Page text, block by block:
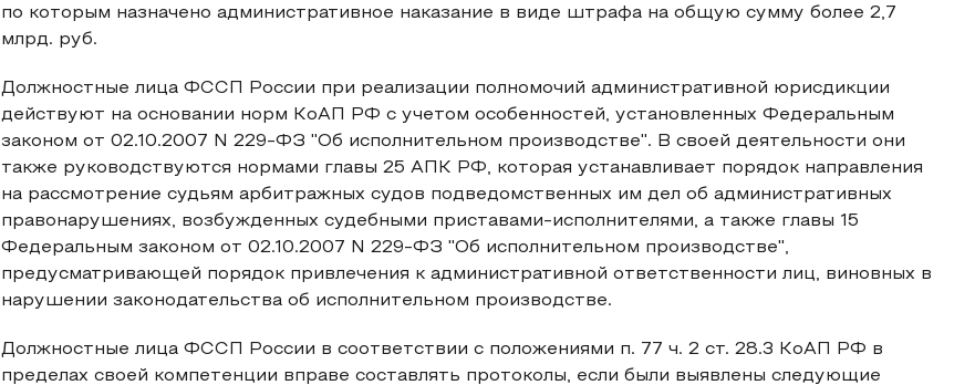
по которым назначено административное наказание в виде штрафа на общую сумму более 2,7
млрд. руб.
Должностные лица ФССП России при реализации полномочий административной юрисдикции
действуют на основании норм КоАП РФ с учетом особенностей, установленных Федеральным
законом от 02.10.2007 N 229-ФЗ "Об исполнительном производстве". В своей деятельности они
также руководствуются нормами главы 25 АПК РФ, которая устанавливает порядок направления
на рассмотрение судьям арбитражных судов подведомственных им дел об административных
правонарушениях, возбужденных судебными приставами-исполнителями, а также главы 15
Федеральным законом от 02.10.2007 N 229-ФЗ "Об исполнительном производстве",
предусматривающей порядок привлечения к административной ответственности лиц, виновных в
нарушении законодательства об исполнительном производстве.
Должностные лица ФССП России в соответствии с положениями п. 77 ч. 2 ст. 28.3 КоАП РФ в
пределах своей компетенции вправе составлять протоколы, если были выявлены следующие